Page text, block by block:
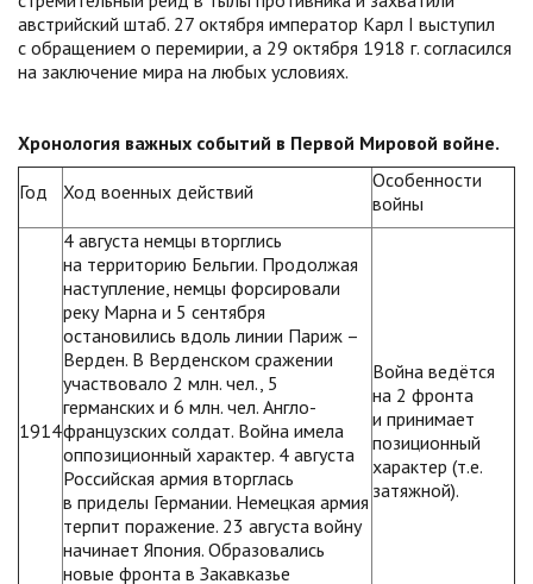
австрийский штаб. 27 октября император Карл I выступил
с обращением о перемирии, а 29 октября 1918 г. согласился
на заключение мира на любых условиях.
Хронология важных событий в Первой Мировой войне.
Год Ход военных действий
Особенности
войны
1914
4 августа немцы вторглись
на территорию Бельгии. Продолжая
наступление, немцы форсировали
реку Марна и 5 сентября
остановились вдоль линии Париж –
Верден. В Верденском сражении
участвовало 2 млн. чел., 5
германских и 6 млн. чел. Англо-
французских солдат. Война имела
оппозиционный характер. 4 августа
Российская армия вторглась
в приделы Германии. Немецкая армия
терпит поражение. 23 августа войну
начинает Япония. Образовались
новые фронта в Закавказье
Война ведётся
на 2 фронта
и принимает
позиционный
характер (т.е.
затяжной).